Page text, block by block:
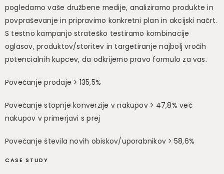
pogledamo vaše družbene medije, analiziramo produkte in
povpraševanje in pripravimo konkretni plan in akcijski načrt.
S testno kampanjo strateško testiramo kombinacije
oglasov, produktov/storitev in targetiranje najbolj vročih
potencialnih kupcev, da odkrijemo pravo formulo za vas.
Povečanje prodaje > 135,5%
Povečanje stopnje konverzije v nakupov > 47,8% več
nakupov v primerjavi s prej
Povečanje števila novih obiskov/uporabnikov > 58,6%
CASE STUDY